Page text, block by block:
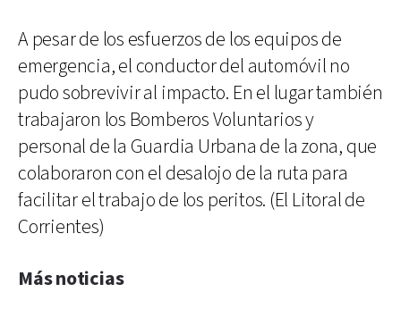
A pesar de los esfuerzos de los equipos de
emergencia, el conductor del automóvil no
pudo sobrevivir al impacto. En el lugar también
trabajaron los Bomberos Voluntarios y
personal de la Guardia Urbana de la zona, que
colaboraron con el desalojo de la ruta para
facilitar el trabajo de los peritos. (El Litoral de
Corrientes)
Más noticias